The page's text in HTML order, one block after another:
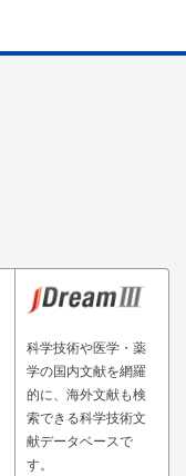
科学技術や医学・薬
学の国内文献を網羅
的に、海外文献も検
索できる科学技術文
献データベースで
す。